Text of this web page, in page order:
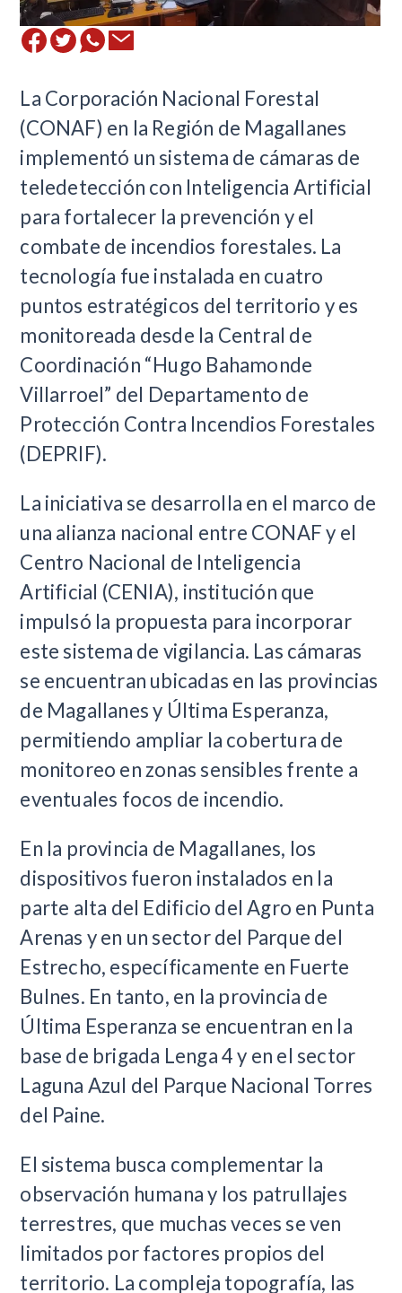
La Corporación Nacional Forestal
(CONAF) en la Región de Magallanes
implementó un sistema de cámaras de
teledetección con Inteligencia Artificial
para fortalecer la prevención y el
combate de incendios forestales. La
tecnología fue instalada en cuatro
puntos estratégicos del territorio y es
monitoreada desde la Central de
Coordinación “Hugo Bahamonde
Villarroel” del Departamento de
Protección Contra Incendios Forestales
(DEPRIF).
La iniciativa se desarrolla en el marco de
una alianza nacional entre CONAF y el
Centro Nacional de Inteligencia
Artificial (CENIA), institución que
impulsó la propuesta para incorporar
este sistema de vigilancia. Las cámaras
se encuentran ubicadas en las provincias
de Magallanes y Última Esperanza,
permitiendo ampliar la cobertura de
monitoreo en zonas sensibles frente a
eventuales focos de incendio.
En la provincia de Magallanes, los
dispositivos fueron instalados en la
parte alta del Edificio del Agro en Punta
Arenas y en un sector del Parque del
Estrecho, específicamente en Fuerte
Bulnes. En tanto, en la provincia de
Última Esperanza se encuentran en la
base de brigada Lenga 4 y en el sector
Laguna Azul del Parque Nacional Torres
del Paine.
El sistema busca complementar la
observación humana y los patrullajes
terrestres, que muchas veces se ven
limitados por factores propios del
territorio. La compleja topografía, las